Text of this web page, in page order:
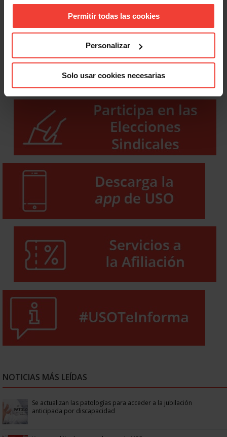
Permitir todas las cookies
Personalizar
Solo usar cookies necesarias
NOTICIAS MÁS LEÍDAS
Se actualizan las patologías para acceder a la jubilación
anticipada por discapacidad